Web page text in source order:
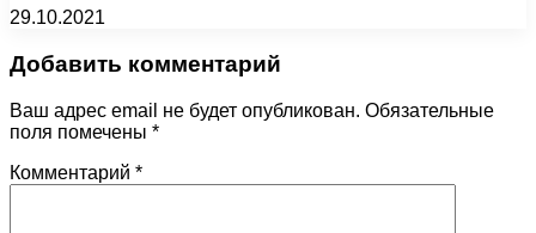
29.10.2021
Добавить комментарий
Ваш адрес email не будет опубликован. Обязательные
поля помечены *
Комментарий *